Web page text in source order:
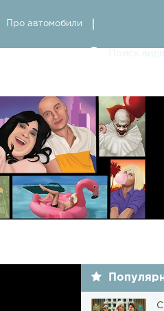
Про автомобили